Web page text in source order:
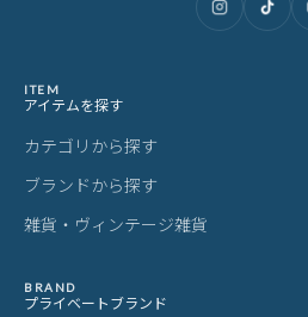
ITEM
アイテムを探す
カテゴリから探す
ブランドから探す
雑貨・ヴィンテージ雑貨
BRAND
プライベートブランド